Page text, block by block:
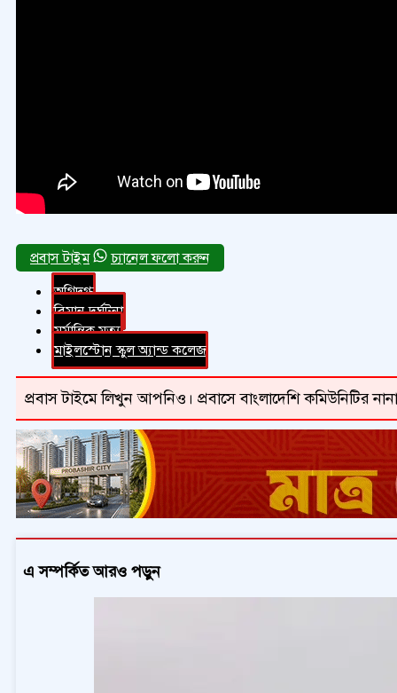
চ্যানেল ফলো করুন
অগ্নিদগ্ধ
বিমান দুর্ঘটনা
মর্মান্তিক মৃত্যু
মাইলস্টোন স্কুল অ্যান্ড কলেজ
প্রবাস টাইমে লিখুন আপনিও। প্রবাসে বাংলাদেশি কমিউনিটির
এ সম্পর্কিত আরও পড়ুন